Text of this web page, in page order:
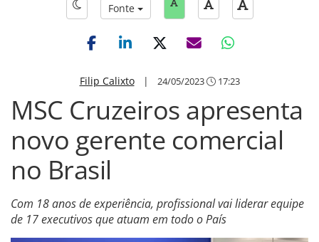
Fonte
Filip Calixto| 24/05/2023 17:23
MSC Cruzeiros apresenta
novo gerente comercial
no Brasil
Com 18 anos de experiência, profissional vai liderar equipe
de 17 executivos que atuam em todo o País